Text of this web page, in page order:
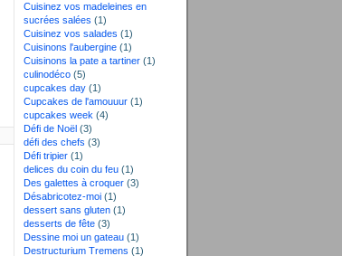
Cuisinez vos madeleines en
sucrées salées (1)
Cuisinez vos salades (1)
Cuisinons l'aubergine (1)
Cuisinons la pate a tartiner (1)
culinodéco (5)
cupcakes day (1)
Cupcakes de l'amouuur (1)
cupcakes week (4)
Défi de Noël (3)
défi des chefs (3)
Défi tripier (1)
delices du coin du feu (1)
Des galettes à croquer (3)
Désabricotez-moi (1)
dessert sans gluten (1)
desserts de fête (3)
Dessine moi un gateau (1)
Destructurium Tremens (1)